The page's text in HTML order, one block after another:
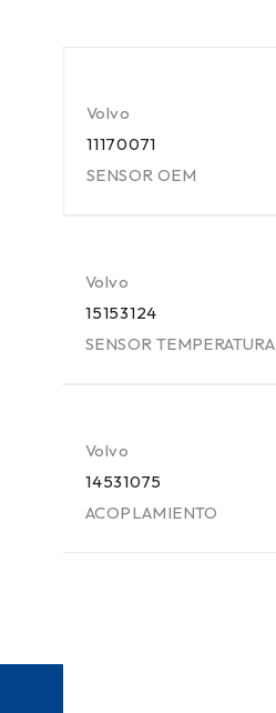
Volvo
11170071
SENSOR OEM
Volvo
15153124
SENSOR TEMPERATURA
Volvo
14531075
ACOPLAMIENTO